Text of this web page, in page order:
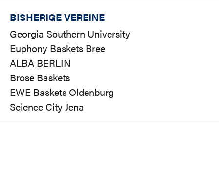
BISHERIGE VEREINE
Georgia Southern University
Euphony Baskets Bree
ALBA BERLIN
Brose Baskets
EWE Baskets Oldenburg
Science City Jena